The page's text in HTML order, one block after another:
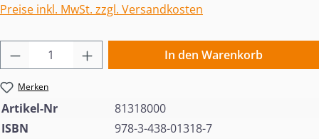
Preise inkl. MwSt. zzgl. Versandkosten
Produkt Anzahl: Gib den gewünschten
In den Warenkorb
Merken
Artikel-Nr
81318000
ISBN
978-3-438-01318-7